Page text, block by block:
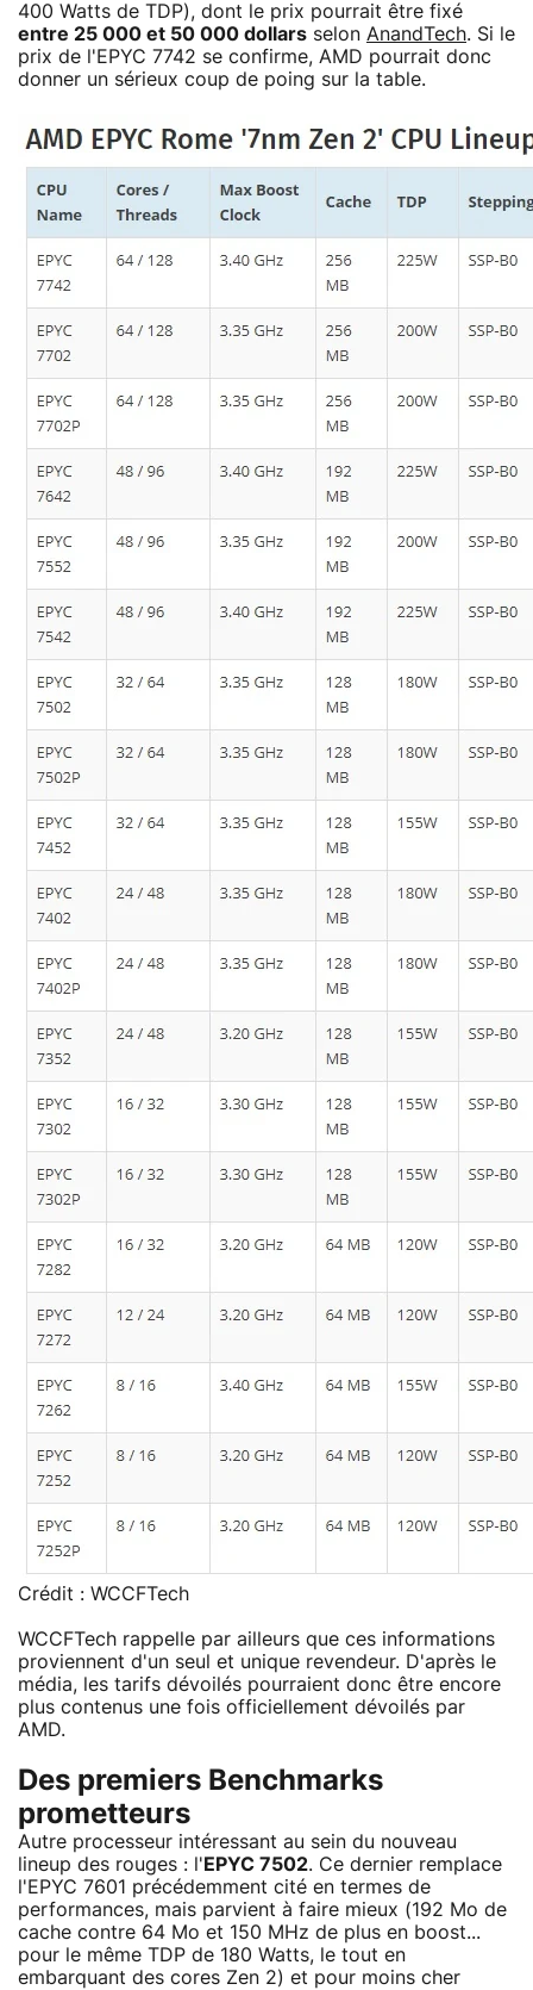
400 Watts de TDP), dont le prix pourrait être fixé
entre 25 000 et 50 000 dollars selon AnandTech. Si le
prix de l'EPYC 7742 se confirme, AMD pourrait donc
donner un sérieux coup de poing sur la table.
Crédit : WCCFTech
WCCFTech rappelle par ailleurs que ces informations
proviennent d'un seul et unique revendeur. D'après le
média, les tarifs dévoilés pourraient donc être encore
plus contenus une fois officiellement dévoilés par
AMD.
Des premiers Benchmarks
prometteurs
Autre processeur intéressant au sein du nouveau
lineup des rouges : l' EPYC 7502. Ce dernier remplace
l'EPYC 7601 précédemment cité en termes de
performances, mais parvient à faire mieux (192 Mo de
cache contre 64 Mo et 150 MHz de plus en boost...
pour le même TDP de 180 Watts, le tout en
embarquant des cores Zen 2) et pour moins cher